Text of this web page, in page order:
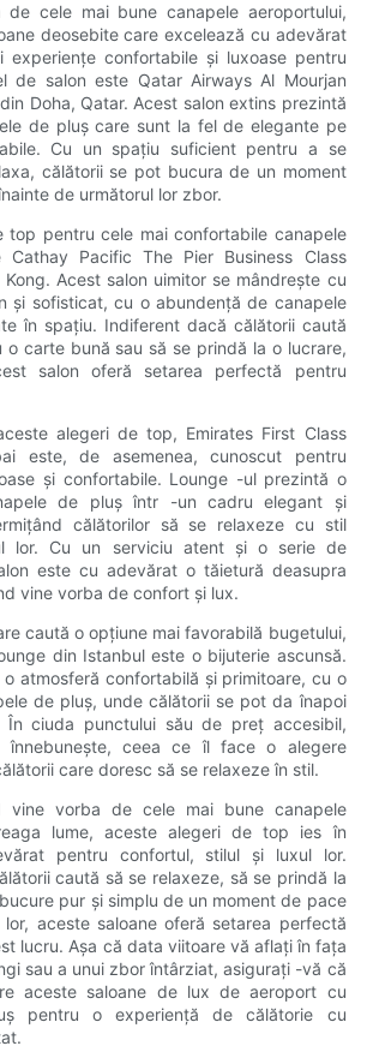
de cele mai bune canapele aeroportului,
deosebite care excelează cu adevărat
experiențe confortabile și luxoase pentru
de salon este Qatar Airways Al Mourjan
Doha, Qatar. Acest salon extins prezintă
de pluș care sunt la fel de elegante pe
Cu un spațiu suficient pentru a se
călătorii se pot bucura de un moment
de următorul lor zbor.
top pentru cele mai confortabile canapele
Cathay Pacific The Pier Business Class
Acest salon uimitor se mândrește cu
și sofisticat, cu o abundență de canapele
în spațiu. Indiferent dacă călătorii caută
o carte bună sau să se prindă la o lucrare,
salon oferă setarea perfectă pentru
alegeri de top, Emirates First Class
este, de asemenea, cunoscut pentru
și confortabile. Lounge -ul prezintă o
de pluș într -un cadru elegant și
călătorilor să se relaxeze cu stil
lor. Cu un serviciu atent și o serie de
este cu adevărat o tăietură deasupra
vine vorba de confort și lux.
caută o opțiune mai favorabilă bugetului,
din Istanbul este o bijuterie ascunsă.
o atmosferă confortabilă și primitoare, cu o
de pluș, unde călătorii se pot da înapoi
ciuda punctului său de preț accesibil,
ceea ce îl face o alegere
care doresc să se relaxeze în stil.
vine vorba de cele mai bune canapele
lume, aceste alegeri de top ies în
pentru confortul, stilul și luxul lor.
caută să se relaxeze, să se prindă la
pur și simplu de un moment de pace
aceste saloane oferă setarea perfectă
lucru. Așa că data viitoare vă aflați în fața
sau a unui zbor întârziat, asigurați -vă că
aceste saloane de lux de aeroport cu
pentru o experiență de călătorie cu